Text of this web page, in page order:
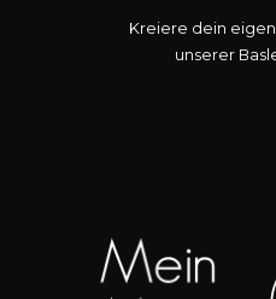
Kreiere dein
unserer